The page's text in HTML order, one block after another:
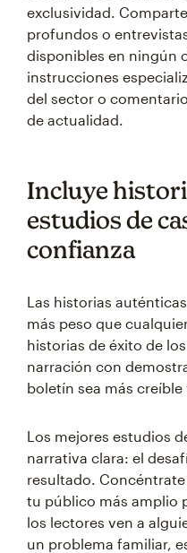
exclusividad.
profundos o
disponibles en ningún
instrucciones
del sector o
de actualidad.
Incluye
estudios de
confianza
Las historias
más peso que
historias de éxito de
narración con
boletín sea más
Los mejores estudios
narrativa clara: el
resultado.
tu público más amplio
los lectores ven a
un problema familiar,